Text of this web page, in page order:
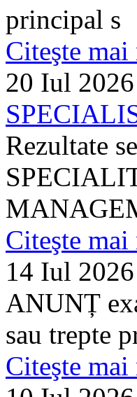
principal s
Citeşte
20 Iul 2026
Rezultate
Citeşte
14 Iul 2026
ANUNȚ
sau trepte
Citeşte